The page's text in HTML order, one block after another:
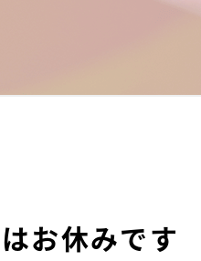
お休みです